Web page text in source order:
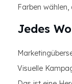
Farben
Jedes
Visuelle